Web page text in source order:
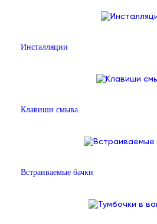
Инсталляции
Клавиши смыва
Встраиваемые бачки